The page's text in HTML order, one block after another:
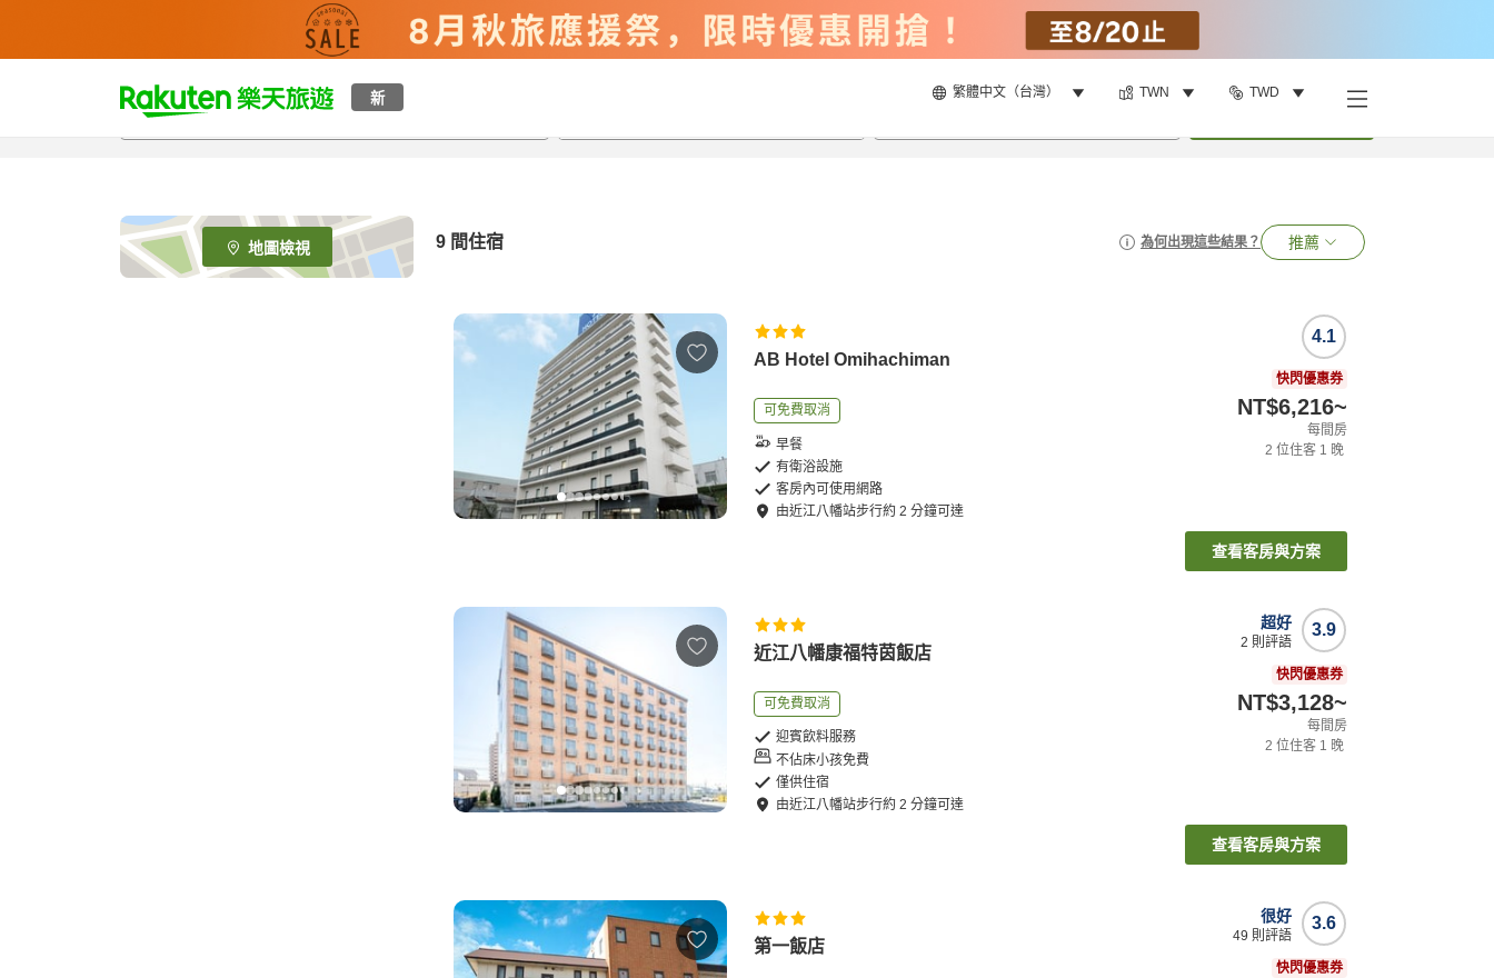
新 繁體中文（台灣） TWN TWD
t
p
e
_
s
地圖檢視 9 間住宿 為何出現這些結果？ 推薦
AB Hotel Omihachiman
可免費取消
早餐
有衛浴設施
客房內可使用網路
由近江八幡站步行約2 分鐘可達
4.1
快閃優惠券
NT$6,216~
每間房
2 位住客 1 晚
查看客房與方案
近江八幡康福特茵飯店
可免費取消
迎賓飲料服務
不佔床小孩免費
僅供住宿
由近江八幡站步行約2 分鐘可達
3.9
超好
2 則評語
快閃優惠券
NT$3,128~
每間房
2 位住客 1 晚
查看客房與方案
第一飯店
3.6
很好
49 則評語
快閃優惠券